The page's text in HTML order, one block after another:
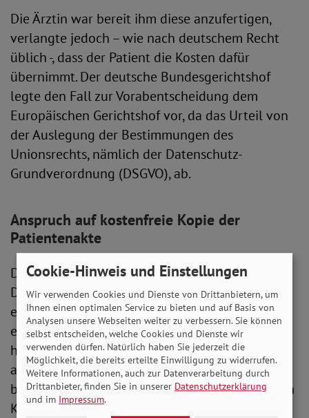
Die Ärztin war bereit ihm diese anzufertigen,
verlangte jedoch – wie nach deutschem Recht
üblich -, dass der Patient die Kosten dafür
übernimmt. Der deutsche Bundesgerichtshof
legte den Fall zur Vorabentscheidung dem
Europäischen Gerichtshof vor, da das Urteil von
der Auslegung der Bestimmungen des
Unionsrechts, nämlich der Datenschutz-
Grundverordnung (DSGVO), ab.
Anspruch auf kostenfreie Kopie der
Patientenakte
Der Europäische Gerichtshof urteilte, dass in der
DSGVO das Recht des Patienten verankert sei,
eine erste Kopie seiner Patientenakte zu
erhalten, und zwar grundsätzlich ohne dass ihm
hierdurch Kosten entstehen. Patient*innen seien
auch nicht dazu verpflichtet, ihren Antrag zu
begründen. Erst das Herausgeben einer weiteren
Kopie könne in Rechnung gestellt werden.
Cookie-Hinweis und Einstellungen
Wir verwenden Cookies und Dienste von Drittanbietern, um
Ihnen einen optimalen Service zu bieten und auf Basis von
Analysen unsere Webseiten weiter zu verbessern. Sie können
selbst entscheiden, welche Cookies und Dienste wir
verwenden dürfen. Natürlich haben Sie jederzeit die
Möglichkeit, die bereits erteilte Einwilligung zu widerrufen.
Weitere Informationen, auch zur Datenverarbeitung durch
Drittanbieter, finden Sie in unserer Datenschutzerklärung
und im Impressum.